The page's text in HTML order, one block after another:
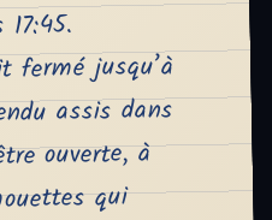
fermé jusqu’à
assis dans
ouverte, à
qui